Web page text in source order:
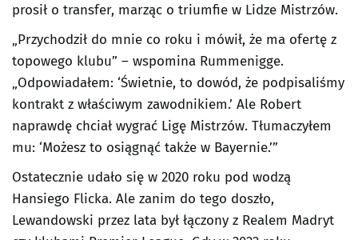
prosił o transfer, marząc o triumfie w Lidze Mistrzów.
„Przychodził do mnie co roku i mówił, że ma ofertę z
topowego klubu” – wspomina Rummenigge.
„Odpowiadałem: ‘Świetnie, to dowód, że podpisaliśmy
kontrakt z właściwym zawodnikiem.’ Ale Robert
naprawdę chciał wygrać Ligę Mistrzów. Tłumaczyłem
mu: ‘Możesz to osiągnąć także w Bayernie.’”
Ostatecznie udało się w 2020 roku pod wodzą
Hansiego Flicka. Ale zanim do tego doszło,
Lewandowski przez lata był łączony z Realem Madryt